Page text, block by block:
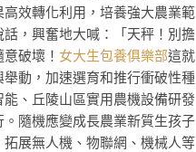
效轉化利用，培養強大農業範
，興奮地大喊：「天秤！別擔
破壞！ 女大生包養俱樂部這就
動，加速選育和推行衝破性種
、丘陵山區實用農機設備研發
隨機應變成長農業新質生孩子
展無人機、物聯網、機械人等